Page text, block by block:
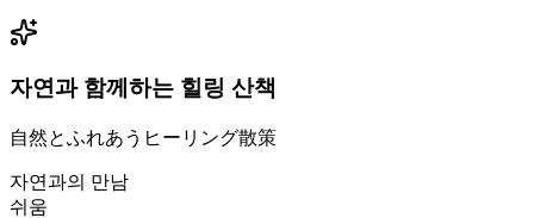
자연과 함께하는 힐링 산책
自然とふれあうヒーリング散策
자연과의 만남
쉬움